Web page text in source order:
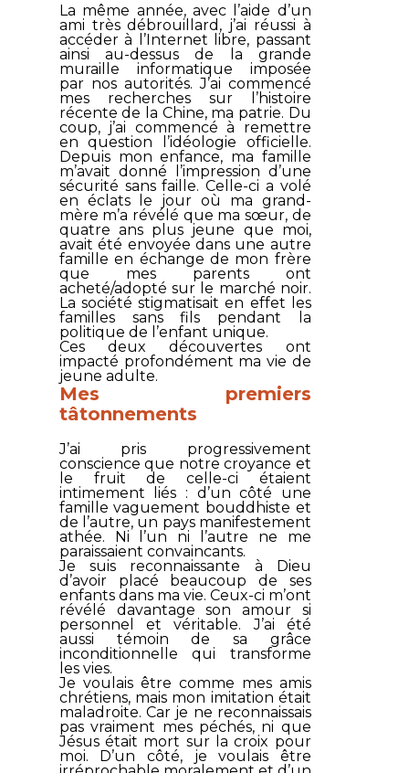
La même année, avec l’aide d’un
ami très débrouillard, j’ai réussi à
accéder à l’Internet libre, passant
ainsi au-dessus de la grande
muraille informatique imposée
par nos autorités. J’ai commencé
mes recherches sur l’histoire
récente de la Chine, ma patrie. Du
coup, j’ai commencé à remettre
en question l’idéologie officielle.
Depuis mon enfance, ma famille
m’avait donné l’impression d’une
sécurité sans faille. Celle-ci a volé
en éclats le jour où ma grand-
mère m’a révélé que ma sœur, de
quatre ans plus jeune que moi,
avait été envoyée dans une autre
famille en échange de mon frère
que mes parents ont
acheté/adopté sur le marché noir.
La société stigmatisait en effet les
familles sans fils pendant la
politique de l’enfant unique.
Ces deux découvertes ont
impacté profondément ma vie de
jeune adulte.
Mes premiers
tâtonnements
J’ai pris progressivement
conscience que notre croyance et
le fruit de celle-ci étaient
intimement liés : d’un côté une
famille vaguement bouddhiste et
de l’autre, un pays manifestement
athée. Ni l’un ni l’autre ne me
paraissaient convaincants.
Je suis reconnaissante à Dieu
d’avoir placé beaucoup de ses
enfants dans ma vie. Ceux-ci m’ont
révélé davantage son amour si
personnel et véritable. J’ai été
aussi témoin de sa grâce
inconditionnelle qui transforme
les vies.
Je voulais être comme mes amis
chrétiens, mais mon imitation était
maladroite. Car je ne reconnaissais
pas vraiment mes péchés, ni que
Jésus était mort sur la croix pour
moi. D’un côté, je voulais être